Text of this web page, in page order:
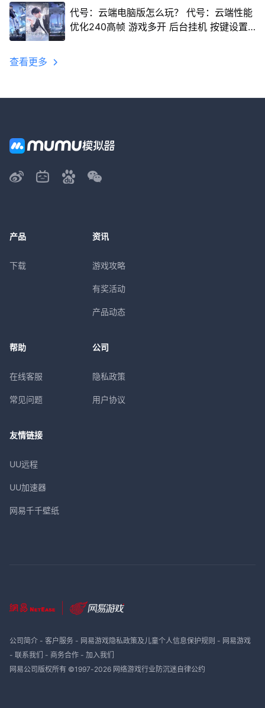
代号：云端电脑版怎么玩？ 代号：云端性能
优化240高帧 游戏多开 后台挂机 按键设置
查看更多
产品
下载
资讯
游戏攻略
有奖活动
产品动态
帮助
在线客服
常见问题
公司
隐私政策
用户协议
友情链接
UU远程
UU加速器
网易千千壁纸
公司简介- 客户服务- 网易游戏隐私政策及儿童个人信息保护规则 - 网易游戏
- 联系我们 - 商务合作- 加入我们
网易公司版权所有 ©1997-2026 网络游戏行业防沉迷自律公约